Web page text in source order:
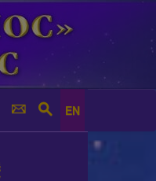
EN